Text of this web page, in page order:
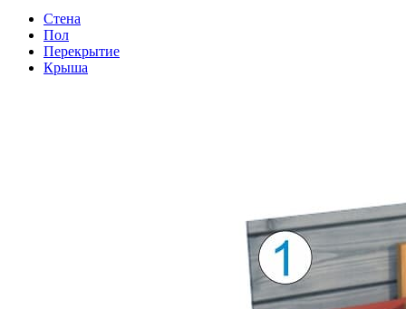
Стена
Пол
Перекрытие
Крыша